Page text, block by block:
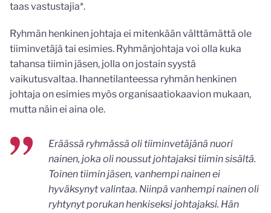
taas vastustajia*.
Ryhmän henkinen johtaja ei mitenkään välttämättä ole
tiiminvetäjä tai esimies. Ryhmänjohtaja voi olla kuka
tahansa tiimin jäsen, jolla on jostain syystä
vaikutusvaltaa. Ihannetilanteessa ryhmän henkinen
johtaja on esimies myös organisaatiokaavion mukaan,
mutta näin ei aina ole.
Eräässä ryhmässä oli tiiminvetäjänä nuori
nainen, joka oli noussut johtajaksi tiimin sisältä.
Toinen tiimin jäsen, vanhempi nainen ei
hyväksynyt valintaa. Niinpä vanhempi nainen oli
ryhtynyt porukan henkiseksi johtajaksi. Hän